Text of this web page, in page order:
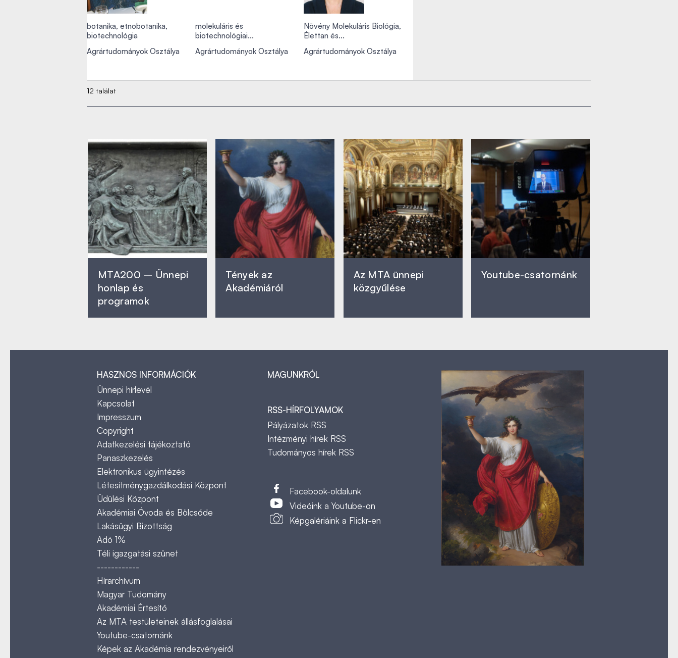
botanika, etnobotanika,
biotechnológia
Agrártudományok Osztálya
molekuláris és
biotechnológiai...
Agrártudományok Osztálya
Növény Molekuláris Biológia,
Élettan és...
Agrártudományok Osztálya
12 találat
MTA200 – Ünnepi
honlap és
programok
Tények az
Akadémiáról
Az MTA ünnepi
közgyűlése
Youtube-csatornánk
HASZNOS INFORMÁCIÓK
Ünnepi hírlevél
Kapcsolat
Impresszum
Copyright
Adatkezelési tájékoztató
Panaszkezelés
Elektronikus ügyintézés
Létesítménygazdálkodási Központ
Üdülési Központ
Akadémiai Óvoda és Bölcsőde
Lakásügyi Bizottság
Adó 1%
Téli igazgatási szünet
------------
Hírarchívum
Magyar Tudomány
Akadémiai Értesítő
Az MTA testületeinek állásfoglalásai
Youtube-csatornánk
Képek az Akadémia rendezvényeiről
MAGUNKRÓL
RSS-HÍRFOLYAMOK
Pályázatok RSS
Intézményi hírek RSS
Tudományos hírek RSS
Facebook-oldalunk
Videóink a Youtube-on
Képgalériáink a Flickr-en